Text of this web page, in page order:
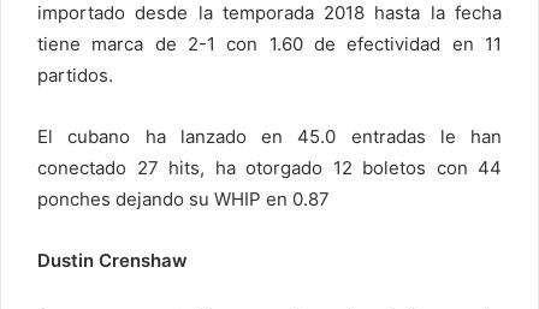
importado desde la temporada 2018 hasta la fecha
tiene marca de 2-1 con 1.60 de efectividad en 11
partidos.
El cubano ha lanzado en 45.0 entradas le han
conectado 27 hits, ha otorgado 12 boletos con 44
ponches dejando su WHIP en 0.87
Dustin Crenshaw